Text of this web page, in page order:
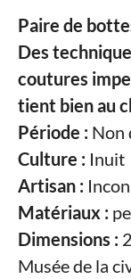
Paire de
Des
coutures
tient bien au
Période : Non
Culture : Inuit
Artisan :
Matériaux :
Dimensions :
Musée de la